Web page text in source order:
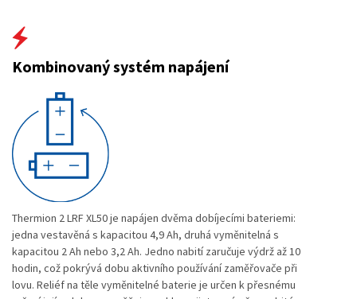
Kombinovaný systém napájení
Thermion 2 LRF XL50 je napájen dvěma dobíjecími bateriemi:
jedna vestavěná s kapacitou 4,9 Ah, druhá vyměnitelná s
kapacitou 2 Ah nebo 3,2 Ah. Jedno nabití zaručuje výdrž až 10
hodin, což pokrývá dobu aktivního používání zaměřovače při
lovu. Reliéf na těle vyměnitelné baterie je určen k přesnému